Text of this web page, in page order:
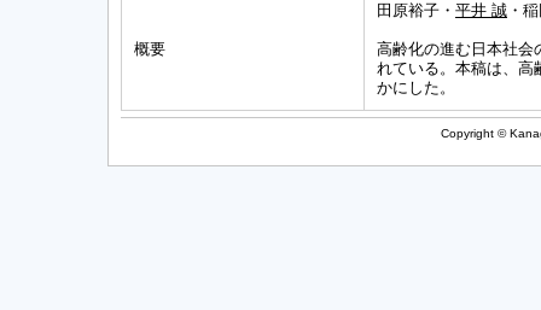
概要
田原裕子・ 平井 誠 ・
高齢化の進む日本社会
れている。本稿は、高
かにした。
Copyright ©